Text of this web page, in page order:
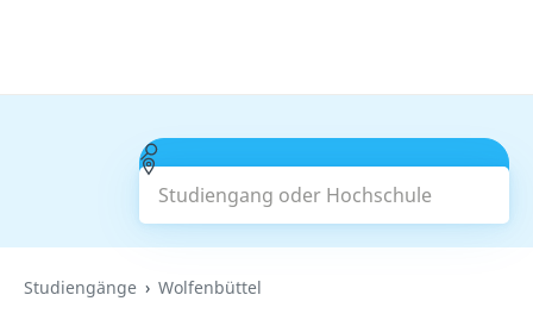
Studiengang oder Hochschule
Suchen
Studiengänge Wolfenbüttel